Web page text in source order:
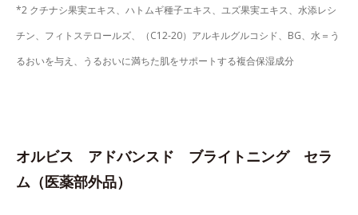
*2 クチナシ果実エキス、ハトムギ種子エキス、ユズ果実エキス、水添レシ
チン、フィトステロールズ、（C12-20）アルキルグルコシド、BG、水＝う
るおいを与え、うるおいに満ちた肌をサポートする複合保湿成分
オルビス アドバンスド ブライトニング セラ
ム（医薬部外品）